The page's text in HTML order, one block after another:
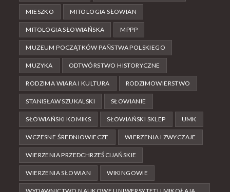
MIESZKO MITOLOGIA SŁOWIAN
MITOLOGIA SŁOWIAŃSKA MPPP
MUZEUM POCZĄTKÓW PAŃSTWA POLSKIEGO
MUZYKA ODTWÓRSTWO HISTORYCZNE
RODZIMA WIARA I KULTURA RODZIMOWIERSTWO
STANISŁAW SZUKALSKI SŁOWIANIE
SŁOWIAŃSKI KOMIKS SŁOWIAŃSKI SKLEP UMK
WCZESNE ŚREDNIOWIECZE WIERZENIA I ZWYCZAJE
WIERZENIA PRZEDCHRZEŚCIJAŃSKIE
WIERZENIA SŁOWIAN WIKINGOWIE